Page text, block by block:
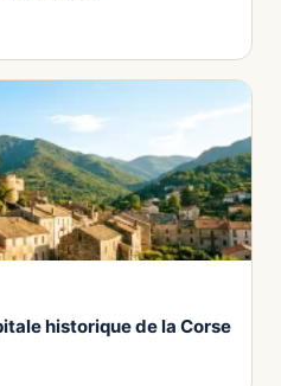
historique de la Corse